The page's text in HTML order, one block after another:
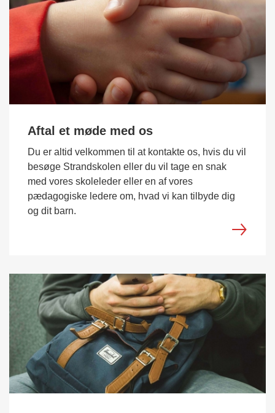
Aftal et møde med os
Du er altid velkommen til at kontakte os, hvis du vil
besøge Strandskolen eller du vil tage en snak
med vores skoleleder eller en af vores
pædagogiske ledere om, hvad vi kan tilbyde dig
og dit barn.